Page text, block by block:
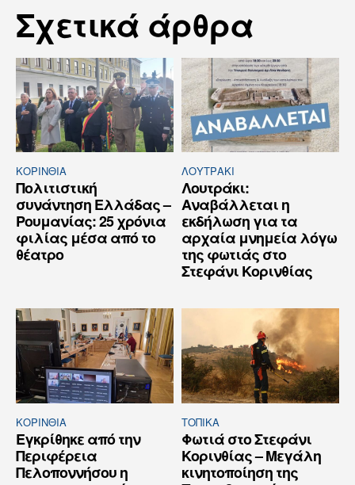
Σχετικά άρθρα
ΚΟΡΙΝΘΊΑ
Πολιτιστική
συνάντηση Ελλάδας –
Ρουμανίας: 25 χρόνια
φιλίας μέσα από το
θέατρο
ΛΟΥΤΡΆΚΙ
Λουτράκι:
Αναβάλλεται η
εκδήλωση για τα
αρχαία μνημεία λόγω
της φωτιάς στο
Στεφάνι Κορινθίας
ΚΟΡΙΝΘΊΑ
Εγκρίθηκε από την
Περιφέρεια
Πελοποννήσου η
ΤΟΠΙΚΑ
Φωτιά στο Στεφάνι
Κορινθίας – Μεγάλη
κινητοποίηση της